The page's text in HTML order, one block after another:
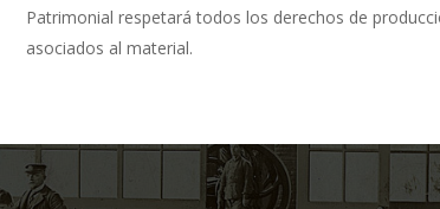
Patrimonial respetará todos los derechos de
asociados al material.